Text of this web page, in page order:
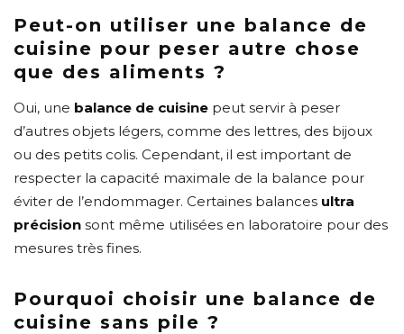
Peut-on utiliser une balance de
cuisine pour peser autre chose
que des aliments ?
Oui, une balance de cuisine peut servir à peser
d’autres objets légers, comme des lettres, des bijoux
ou des petits colis. Cependant, il est important de
respecter la capacité maximale de la balance pour
éviter de l’endommager. Certaines balances ultra
précision sont même utilisées en laboratoire pour des
mesures très fines.
Pourquoi choisir une balance de
cuisine sans pile ?